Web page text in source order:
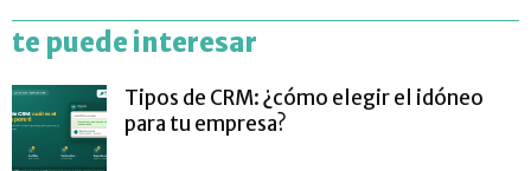
te puede interesar
Tipos de CRM: ¿cómo elegir el idóneo
para tu empresa?